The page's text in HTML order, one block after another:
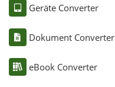
Geräte Converter
Dokument Converter
eBook Converter